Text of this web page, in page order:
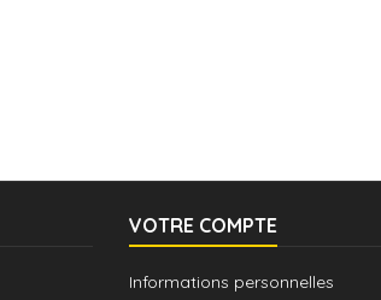
VOTRE COMPTE
Informations personnelles